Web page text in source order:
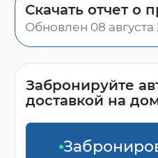
Скачать отчет о
Обновлен 08 августа
Забронируйте
доставкой на